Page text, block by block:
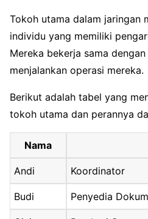
Tokoh utama dalam jaringan
individu yang memiliki
Mereka bekerja sama
menjalankan operasi mereka.
Berikut adalah tabel yang
tokoh utama dan perannya
Nama
Andi Koordinator
Budi Penyedia